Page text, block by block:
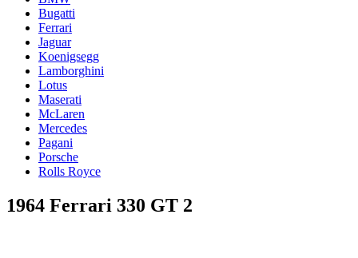
Bugatti
Ferrari
Jaguar
Koenigsegg
Lamborghini
Lotus
Maserati
McLaren
Mercedes
Pagani
Porsche
Rolls Royce
1964 Ferrari 330 GT 2